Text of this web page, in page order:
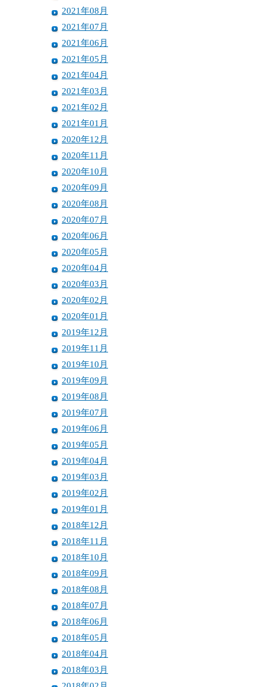
2021年08月
2021年07月
2021年06月
2021年05月
2021年04月
2021年03月
2021年02月
2021年01月
2020年12月
2020年11月
2020年10月
2020年09月
2020年08月
2020年07月
2020年06月
2020年05月
2020年04月
2020年03月
2020年02月
2020年01月
2019年12月
2019年11月
2019年10月
2019年09月
2019年08月
2019年07月
2019年06月
2019年05月
2019年04月
2019年03月
2019年02月
2019年01月
2018年12月
2018年11月
2018年10月
2018年09月
2018年08月
2018年07月
2018年06月
2018年05月
2018年04月
2018年03月